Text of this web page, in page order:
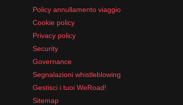
Policy annullamento viaggio
Cookie policy
Privacy policy
Security
Governance
Segnalazioni whistleblowing
Gestisci i tuoi WeRoad!
Sitemap